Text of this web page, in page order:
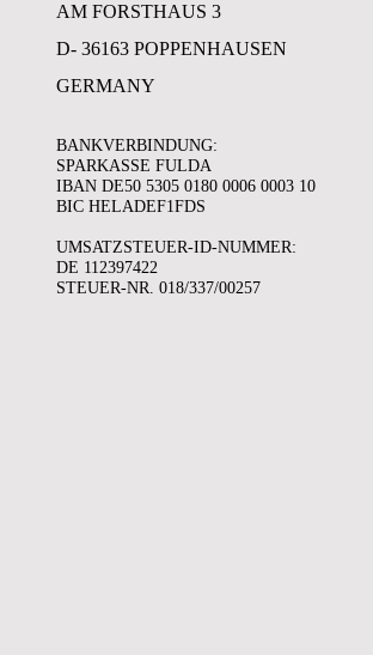
AM FORSTHAUS 3
D- 36163 POPPENHAUSEN
GERMANY
BANKVERBINDUNG:
SPARKASSE FULDA
IBAN DE50 5305 0180 0006 0003 10
BIC HELADEF1FDS
UMSATZSTEUER-ID-NUMMER:
DE 112397422
STEUER-NR. 018/337/00257